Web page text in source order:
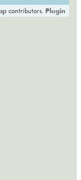
contributors. Plugin